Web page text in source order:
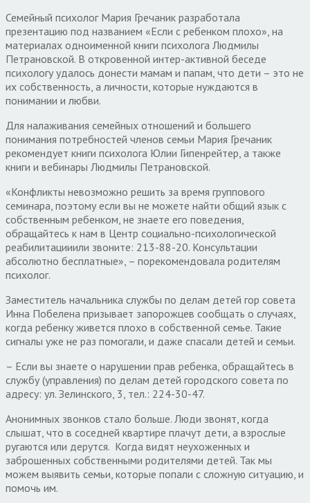
Семейный психолог Мария Гречаник разработала
презентацию под названием «Если с ребенком плохо», на
материалах одноименной книги психолога Людмилы
Петрановской. В откровенной интер-активной беседе
психологу удалось донести мамам и папам, что дети – это не
их собственность, а личности, которые нуждаются в
понимании и любви.
Для налаживания семейных отношений и большего
понимания потребностей членов семьи Мария Гречаник
рекомендует книги психолога Юлии Гипенрейтер, а также
книги и вебинары Людмилы Петрановской.
«Конфликты невозможно решить за время группового
семинара, поэтому если вы не можете найти общий язык с
собственным ребенком, не знаете его поведения,
обращайтесь к нам в Центр социально-психологической
реабилитацииили звоните: 213-88-20. Консультации
абсолютно бесплатные», – порекомендовала родителям
психолог.
Заместитель начальника службы по делам детей гор совета
Инна Побелена призывает запорожцев сообщать о случаях,
когда ребенку живется плохо в собственной семье. Такие
сигналы уже не раз помогали, и даже спасали детей и семьи.
– Если вы знаете о нарушении прав ребенка, обращайтесь в
службу (управления) по делам детей городского совета по
адресу: ул. Зелинского, 3, тел.: 224-30-47.
Анонимных звонков стало больше. Люди звонят, когда
слышат, что в соседней квартире плачут дети, а взрослые
ругаются или дерутся. Когда видят неухоженных и
заброшенных собственными родителями детей. Так мы
можем выявить семьи, которые попали с сложную ситуацию, и
помочь им.